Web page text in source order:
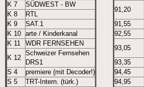
K 7
SÜDWEST - BW
K 8
RTL
K 9
SAT.1
K 10 arte / Kinderkanal
K 11
WDR FERNSEHEN
K 12
Schweizer Fernsehen
DRS1
S 4
premiere (mit Decoder!)
S 5
TRT-Intern. (türk.)
91,20
91,55
92,55
93,05
93,35
94,45
94,95